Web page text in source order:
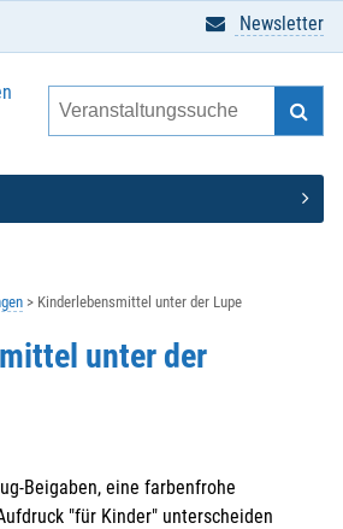
Newsletter
Kinderlebensmittel unter der Lupe
unter der
Beigaben, eine farbenfrohe
"für Kinder" unterscheiden